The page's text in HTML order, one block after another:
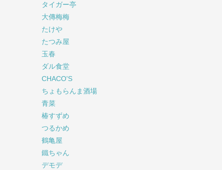
タイガー亭
大傳梅梅
たけや
たつみ屋
玉春
ダル食堂
CHACO'S
ちょもらんま酒場
青菜
椿すずめ
つるかめ
鶴亀屋
鐵ちゃん
デモデ